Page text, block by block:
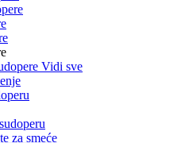
Vidi sve
za smeće